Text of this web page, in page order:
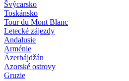
Švýcarsko
Toskánsko
Tour du Mont Blanc
Letecké zájezdy
Andalusie
Arménie
Ázerbájdžán
Azorské ostrovy
Gruzie